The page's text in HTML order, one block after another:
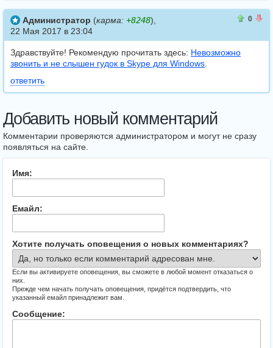
0
Администратор (карма: +8248),
22 Мая 2017 в 23:04
Здравствуйте! Рекомендую прочитать здесь: Невозможно
звонить и не слышен гудок в Skype для Windows.
ответить
Добавить новый комментарий
Комментарии проверяются администратором и могут не сразу
появляться на сайте.
Имя:
Емайл:
Хотите получать оповещения о новых комментариях?
Если вы активируете оповещения, вы сможете в любой момент отказаться о
них.
Прежде чем начать получать оповещения, придётся подтвердить, что
указанный емайл принадлежит вам.
Сообщение: